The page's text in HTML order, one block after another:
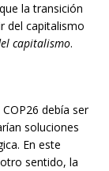
la transición
del capitalismo
capitalismo.
debía ser
soluciones
En este
sentido, la